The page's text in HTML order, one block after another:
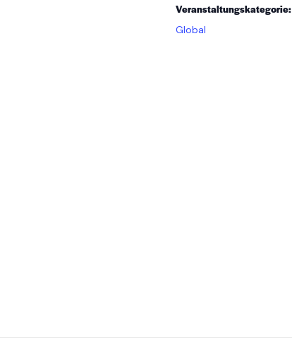
Veranstaltungskategorie:
Global